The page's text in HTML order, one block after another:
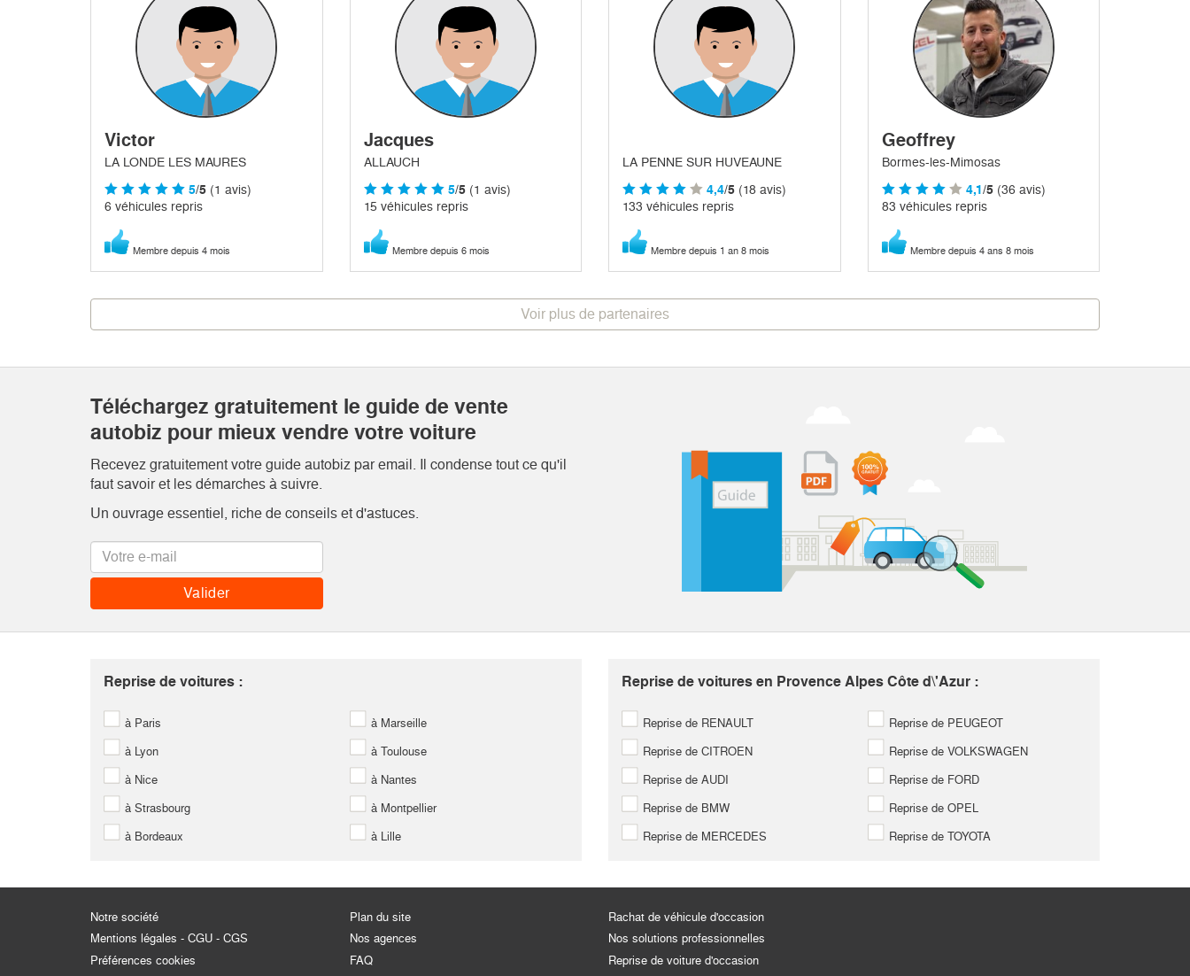
Victor
LA LONDE LES MAURES
5/5 (1 avis)
6 véhicules repris
Membre depuis 4 mois
Jacques
ALLAUCH
5/5(1 avis)
15 véhicules repris
Membre depuis 6 mois
LA PENNE SUR HUVEAUNE
4,4/5 (18 avis)
133 véhicules repris
Membre depuis 1 an 8 mois
Geoffrey
Bormes-les-Mimosas
4,1/5(36 avis)
83 véhicules repris
Membre depuis 4 ans 8 mois
Voir plus de partenaires
Téléchargez gratuitement le guide de vente
autobiz pour mieux vendre votre voiture
Recevez gratuitement votre guide autobiz par email. Il condense tout ce qu'il
faut savoir et les démarches à suivre.
Un ouvrage essentiel, riche de conseils et d'astuces.
Reprise de voitures :
à Paris à Marseille
à Lyon à Toulouse
à Nice à Nantes
à Strasbourg à Montpellier
à Bordeaux à Lille
Reprise de voitures en Provence Alpes Côte d\'Azur :
Reprise de RENAULT Reprise de PEUGEOT
Reprise de CITROEN Reprise de VOLKSWAGEN
Reprise de AUDI Reprise de FORD
Reprise de BMW Reprise de OPEL
Reprise de MERCEDES Reprise de TOYOTA
Notre société
Mentions légales - CGU - CGS
Préférences cookies
Plan du site
Nos agences
FAQ
Rachat de véhicule d'occasion
Nos solutions professionnelles
Reprise de voiture d'occasion